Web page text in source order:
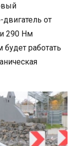
от
и 290 Нм
работать